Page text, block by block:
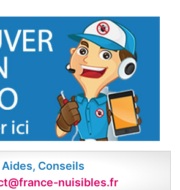
Aides, Conseils
nuisibles.fr